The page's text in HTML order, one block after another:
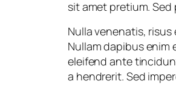
sit amet pretium.
Nulla venenatis,
Nullam dapibus
eleifend ante
a hendrerit. Sed